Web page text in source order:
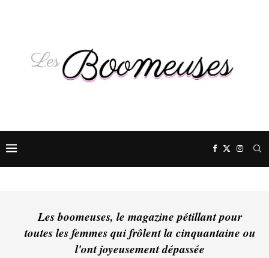
Les boomeuses, le magazine pétillant pour
toutes les femmes qui frôlent la cinquantaine ou
l'ont joyeusement dépassée